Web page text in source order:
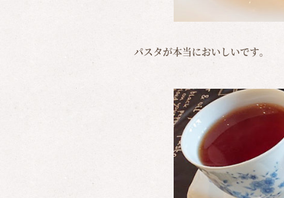
パスタが本当においしいです。